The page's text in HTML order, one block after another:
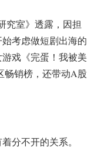
究室》透露，因担
考虑做短剧出海的
戏《完蛋！我被美
畅销榜，还带动A股
分不开的关系。